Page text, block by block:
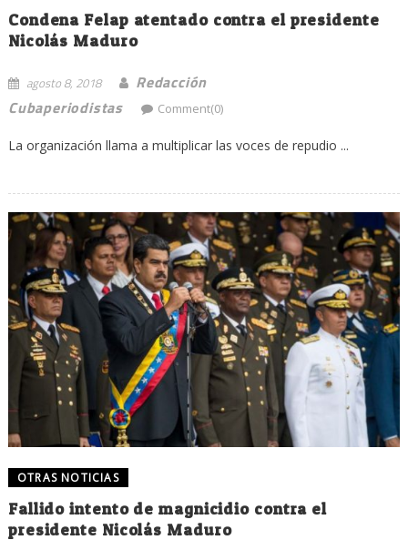
Condena Felap atentado contra el presidente
Nicolás Maduro
agosto 8, 2018
Redacción
Cubaperiodistas
Comment(0)
La organización llama a multiplicar las voces de repudio ...
OTRAS NOTICIAS
Fallido intento de magnicidio contra el
presidente Nicolás Maduro